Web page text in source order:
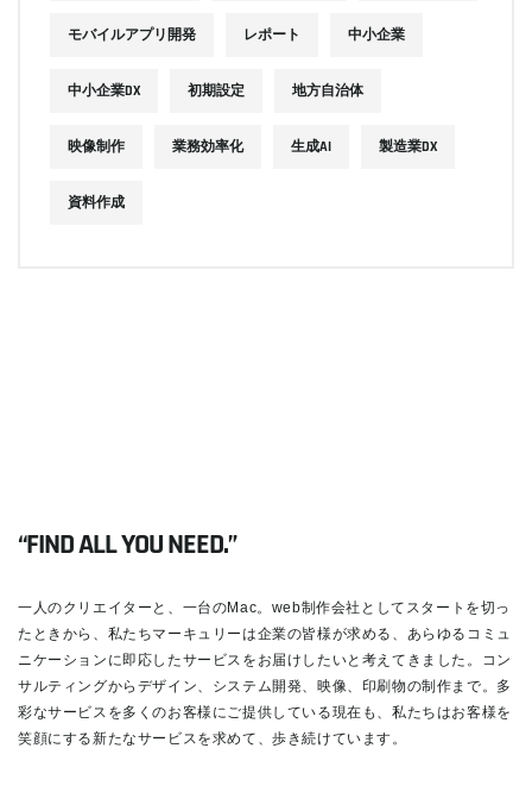
モバイルアプリ開発 レポート 中小企業
中小企業DX 初期設定 地方自治体
映像制作 業務効率化 生成AI 製造業DX
資料作成
“FIND ALL YOU NEED.”
一人のクリエイターと、一台のMac。web制作会社としてスタートを切っ
たときから、私たちマーキュリーは企業の皆様が求める、あらゆるコミュ
ニケーションに即応したサービスをお届けしたいと考えてきました。コン
サルティングからデザイン、システム開発、映像、印刷物の制作まで。多
彩なサービスを多くのお客様にご提供している現在も、私たちはお客様を
笑顔にする新たなサービスを求めて、歩き続けています。